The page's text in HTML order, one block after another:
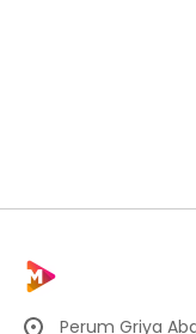
Perum Griya